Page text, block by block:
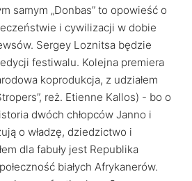
samym „Donbas” to opowieść o
i cywilizacji w dobie
Sergey Loznitsa będzie
festiwalu. Kolejna premiera
koprodukcja, z udziałem
reż. Etienne Kallos) - bo o
dwóch chłopców Janno i
o władzę, dziedzictwo i
dla fabuły jest Republika
białych Afrykanerów.